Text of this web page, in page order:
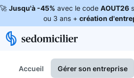
🚀 Jusqu'à -45% avec le code AOUT26
ou 3 ans + création
Accueil Gérer son entreprise